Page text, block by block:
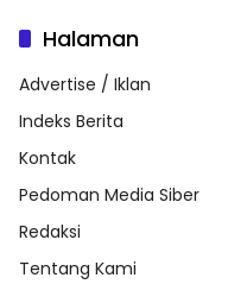
Halaman
Advertise / Iklan
Indeks Berita
Kontak
Pedoman Media Siber
Redaksi
Tentang Kami